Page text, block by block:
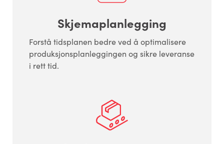
Skjemaplanlegging
Forstå tidsplanen bedre ved å optimalisere
produksjonsplanleggingen og sikre leveranse
i rett tid.